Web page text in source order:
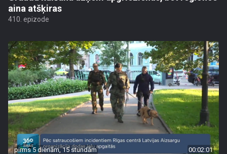
aina atšķiras
410. epizode
pirms 5 dienām, 15 stundām 00:02:01